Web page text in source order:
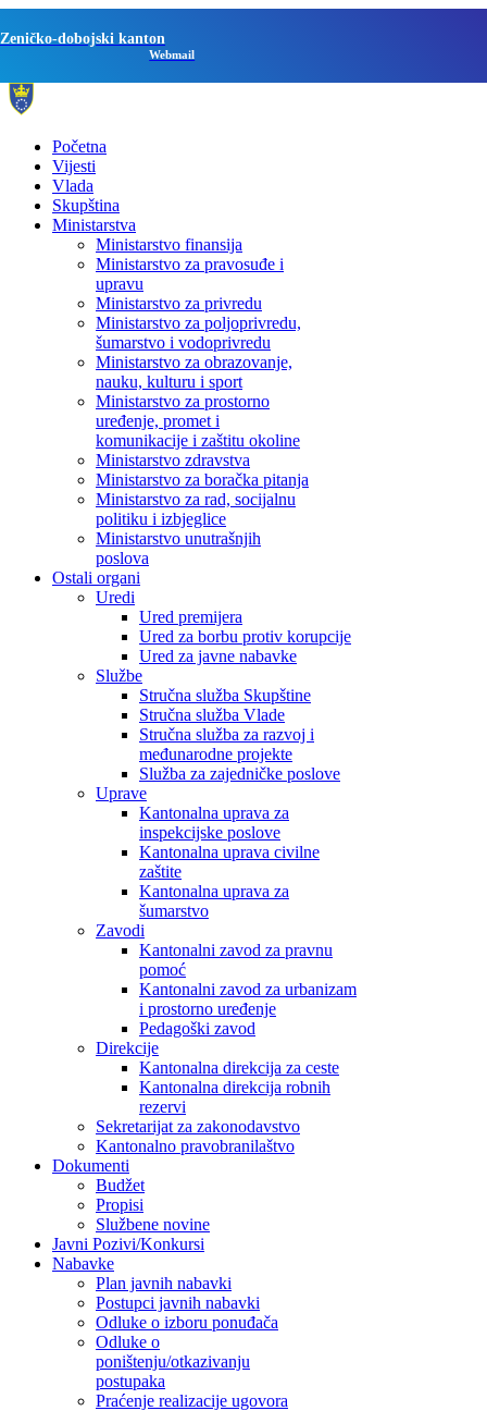
Zeničko-dobojski kanton
Webmail
Početna
Vijesti
Vlada
Skupština
Ministarstva
Ministarstvo finansija
Ministarstvo za pravosuđe i
upravu
Ministarstvo za privredu
Ministarstvo za poljoprivredu,
šumarstvo i vodoprivredu
Ministarstvo za obrazovanje,
nauku, kulturu i sport
Ministarstvo za prostorno
uređenje, promet i
komunikacije i zaštitu okoline
Ministarstvo zdravstva
Ministarstvo za boračka pitanja
Ministarstvo za rad, socijalnu
politiku i izbjeglice
Ministarstvo unutrašnjih
poslova
Ostali organi
Uredi
Ured premijera
Ured za borbu protiv korupcije
Ured za javne nabavke
Službe
Stručna služba Skupštine
Stručna služba Vlade
Stručna služba za razvoj i
međunarodne projekte
Služba za zajedničke poslove
Uprave
Kantonalna uprava za
inspekcijske poslove
Kantonalna uprava civilne
zaštite
Kantonalna uprava za
šumarstvo
Zavodi
Kantonalni zavod za pravnu
pomoć
Kantonalni zavod za urbanizam
i prostorno uređenje
Pedagoški zavod
Direkcije
Kantonalna direkcija za ceste
Kantonalna direkcija robnih
rezervi
Sekretarijat za zakonodavstvo
Kantonalno pravobranilaštvo
Dokumenti
Budžet
Propisi
Službene novine
Javni Pozivi/Konkursi
Nabavke
Plan javnih nabavki
Postupci javnih nabavki
Odluke o izboru ponuđača
Odluke o
poništenju/otkazivanju
postupaka
Praćenje realizacije ugovora